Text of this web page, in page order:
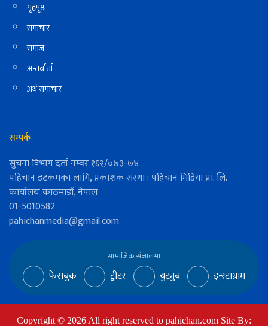
गृहपृष्ठ
समाचार
समाज
अन्तर्वार्ता
अर्थ समाचार
सम्पर्क
सुचना विभाग दर्ता नम्वर १६२/०७३-७४
पहिचान डटकमका लागि, प्रकाशक संस्था : पहिचान मिडिया प्रा. लि.
कार्यालयः काठमाडौं, नेपाल
01-5010582
pahichanmedia@gmail.com
सामाजिक संजालमा
फेसबुक ट्वीटर युट्युब इन्स्टाग्राम
Copyright © 2026 All right reserved to pahichan.com Site By: